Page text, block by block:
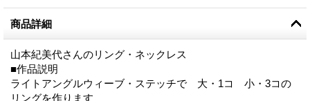
商品詳細
山本紀美代さんのリング・ネックレス
■作品説明
ライトアングルウィーブ・ステッチで 大・1コ 小・3コの
リングを作ります